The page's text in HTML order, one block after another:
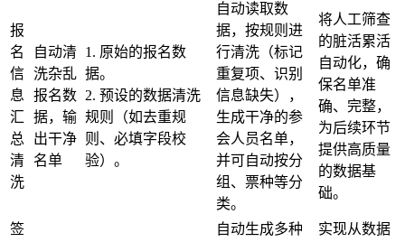
报
名
信
息
汇
总
清
洗​
自动清
洗杂乱
报名数
据，输
出干净
名单
1. 原始的报名数
据。
2. 预设的数据清洗
规则（如去重规
则、必填字段校
验）。
自动读取数
据，按规则进
行清洗（标记
重复项、识别
信息缺失），
生成干净的参
会人员名单，
并可自动按分
组、票种等分
类。
将人工筛查
的脏活累活
自动化，确
保名单准
确、完整，
为后续环节
提供高质量
的数据基
础。
签
自动生成多种
实现从数据